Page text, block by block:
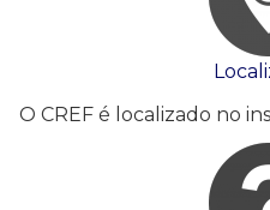
O CREF é localizado no